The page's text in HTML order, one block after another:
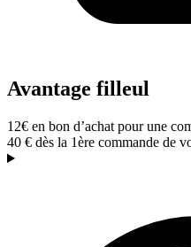
Avantage filleul
12€ en bon d’achat pour une
40 € dès la 1ère commande de